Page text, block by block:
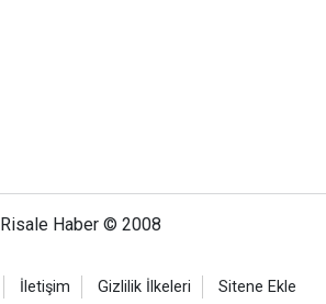
Risale Haber © 2008
İletişim Gizlilik İlkeleri Sitene Ekle